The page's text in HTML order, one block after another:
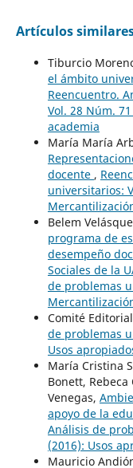
Artículos
Tiburcio
el ámbito
Reencuentro.
Vol. 28 Núm.
academia
María María
docente ,
universitarios:
Belem
programa de
desempeño
Sociales de la
de problemas
Comité
de problemas
Usos
María Cristina
Bonett,
Venegas,
apoyo de la
Análisis de
(2016): Usos
Mauricio